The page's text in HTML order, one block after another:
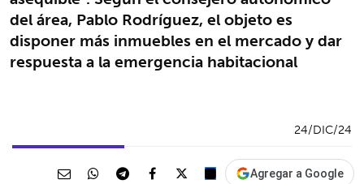
del área, Pablo Rodríguez, el objeto es
disponer más inmuebles en el mercado y dar
respuesta a la emergencia habitacional
24/DIC/24
Agregar a Google